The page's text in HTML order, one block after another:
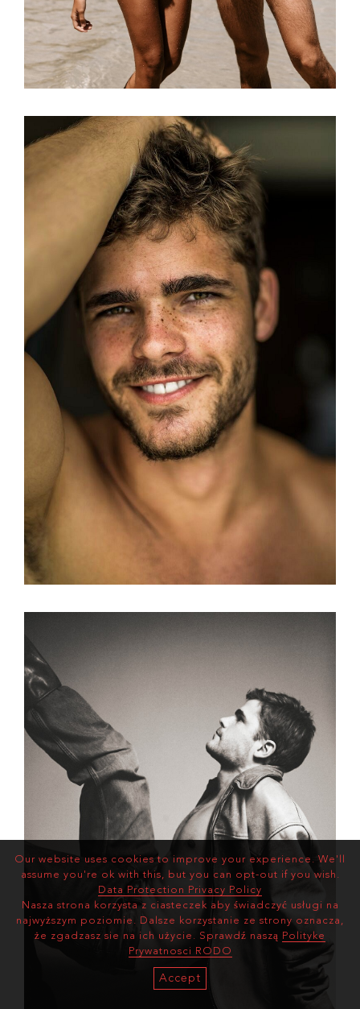
Our website uses cookies to improve your experience. We'll
assume you're ok with this, but you can opt-out if you wish.
Data Protection Privacy Policy
Nasza strona korzysta z ciasteczek aby świadczyć usługi na
najwyższym poziomie. Dalsze korzystanie ze strony oznacza,
że zgadzasz sie na ich użycie. Sprawdź naszą Polityke
Prywatnosci RODO
Accept